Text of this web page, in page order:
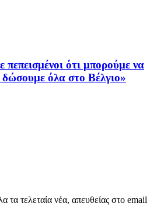
ότι μπορούμε να
όλα στο Βέλγιο»
τα τελεταία νέα, απευθείας στο email